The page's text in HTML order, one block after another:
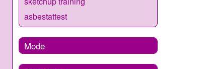
asbestattest
Mode